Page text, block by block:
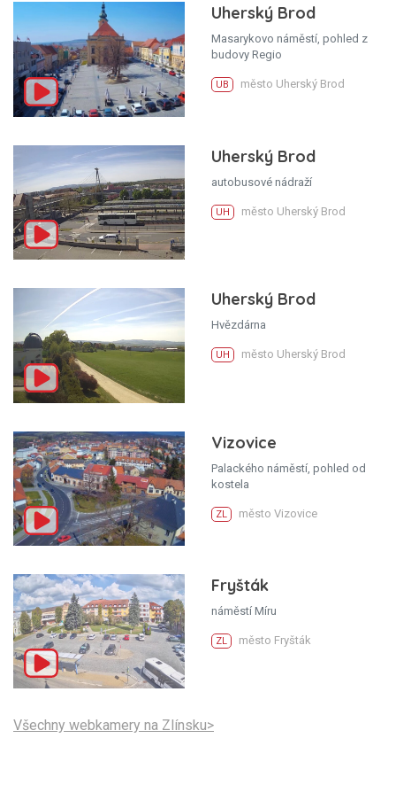
Uherský Brod
Masarykovo náměstí, pohled z
budovy Regio
UB město Uherský Brod
Uherský Brod
autobusové nádraží
UH město Uherský Brod
Uherský Brod
Hvězdárna
UH město Uherský Brod
Vizovice
Palackého náměstí, pohled od
kostela
ZL město Vizovice
Fryšták
náměstí Míru
ZL město Fryšták
Všechny webkamery na Zlínsku>